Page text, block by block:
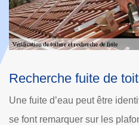
pour
Spécialiste
Raray
Active en ce qui